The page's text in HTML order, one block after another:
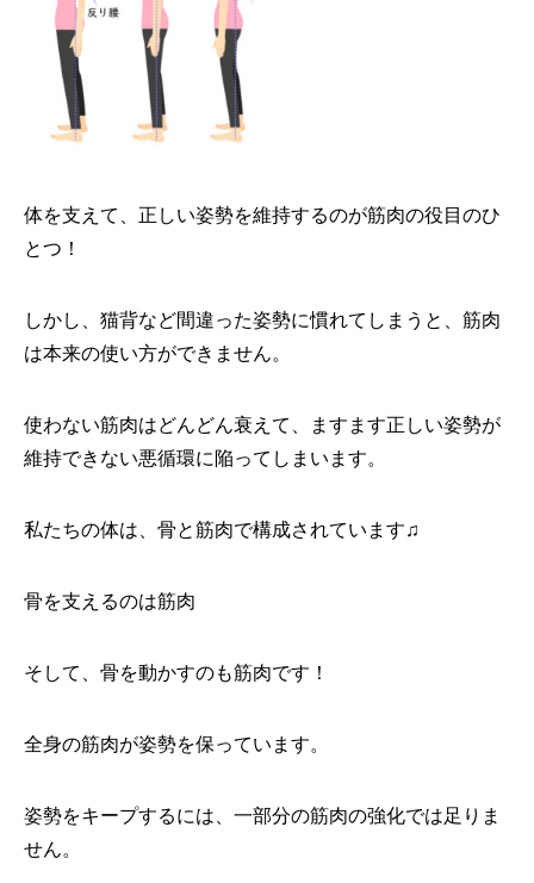
体を支えて、正しい姿勢を維持するのが筋肉の役目のひ
とつ！
しかし、猫背など間違った姿勢に慣れてしまうと、筋肉
は本来の使い方ができません。
使わない筋肉はどんどん衰えて、ますます正しい姿勢が
維持できない悪循環に陥ってしまいます。
私たちの体は、骨と筋肉で構成されています♫
骨を支えるのは筋肉
そして、骨を動かすのも筋肉です！
全身の筋肉が姿勢を保っています。
姿勢をキープするには、一部分の筋肉の強化では足りま
せん。